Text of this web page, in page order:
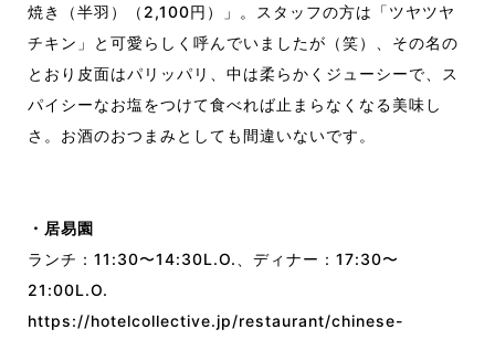
焼き（半羽）（2,100円）」。スタッフの方は「ツヤツヤ
チキン」と可愛らしく呼んでいましたが（笑）、その名の
とおり皮面はパリッパリ、中は柔らかくジューシーで、ス
パイシーなお塩をつけて食べれば止まらなくなる美味し
さ。お酒のおつまみとしても間違いないです。
・居易園
ランチ：11:30〜14:30L.O.、ディナー：17:30〜
21:00L.O.
https://hotelcollective.jp/restaurant/chinese-